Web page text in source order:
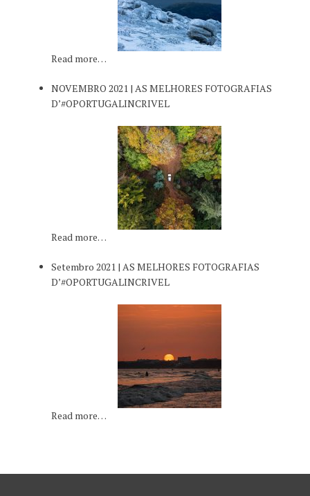
Read more…
NOVEMBRO 2021 | AS MELHORES FOTOGRAFIAS
D’#OPORTUGALINCRIVEL
Read more…
Setembro 2021 | AS MELHORES FOTOGRAFIAS
D’#OPORTUGALINCRIVEL
Read more…